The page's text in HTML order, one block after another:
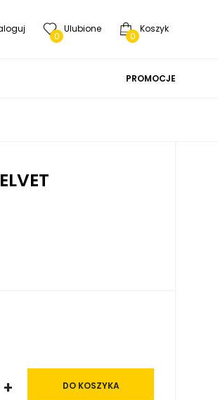
0
Ulubione
0
Koszyk
PROMOCJE
+ DO KOSZYKA